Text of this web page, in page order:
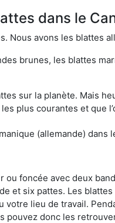
dans le
Nous avons les blattes
brunes, les blattes
sur la planète. Mais
plus courantes et que
(allemande) dans
ou foncée avec deux
et six pattes. Les
votre lieu de travail.
pouvez donc les